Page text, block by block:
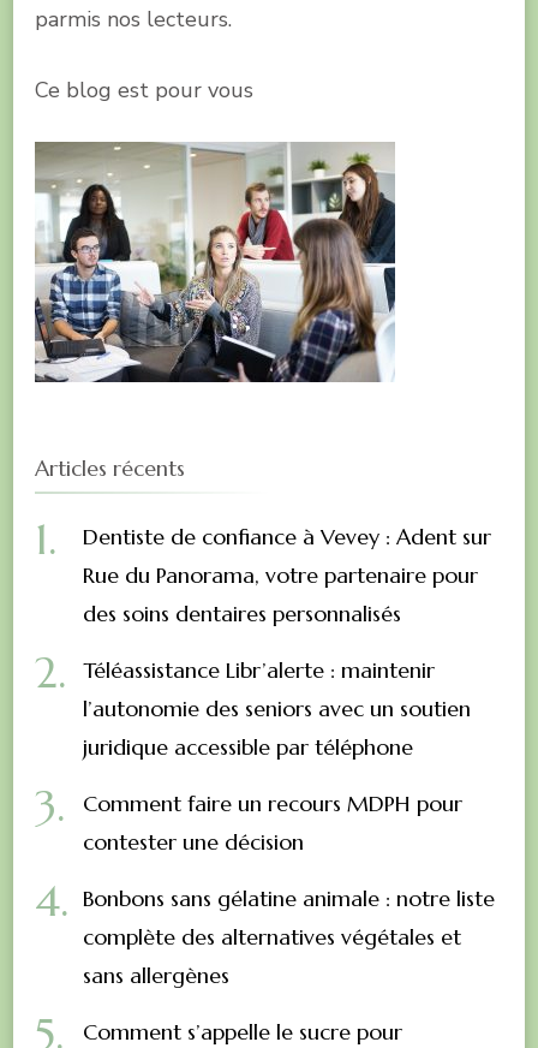
parmis nos lecteurs.
Ce blog est pour vous
Articles récents
Dentiste de confiance à Vevey : Adent sur
Rue du Panorama, votre partenaire pour
des soins dentaires personnalisés
Téléassistance Libr’alerte : maintenir
l’autonomie des seniors avec un soutien
juridique accessible par téléphone
Comment faire un recours MDPH pour
contester une décision
Bonbons sans gélatine animale : notre liste
complète des alternatives végétales et
sans allergènes
Comment s’appelle le sucre pour